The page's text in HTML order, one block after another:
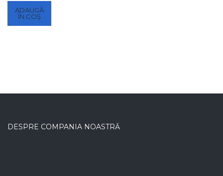
ADAUGĂ
ÎN COȘ
DESPRE COMPANIA NOASTRĂ